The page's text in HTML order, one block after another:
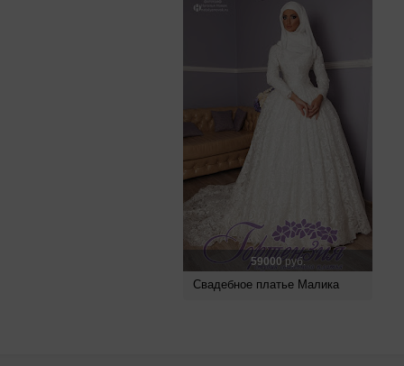
59000 руб.
Свадебное платье Малика